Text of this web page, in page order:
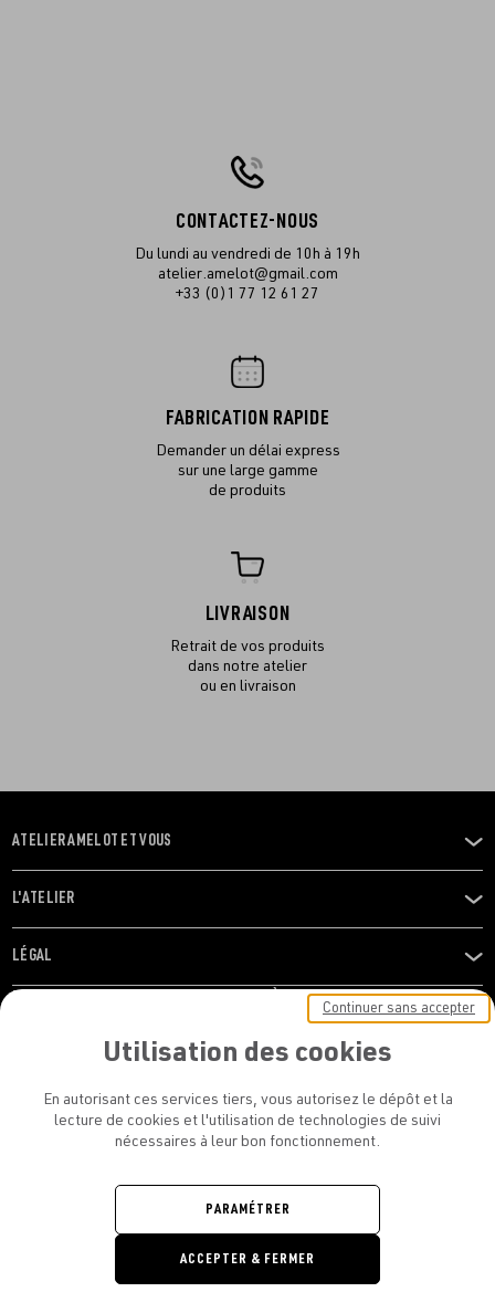
CONTACTEZ-NOUS
Du lundi au vendredi de 10h à 19h
atelier.amelot@gmail.com
+33 (0)1 77 12 61 27
FABRICATION RAPIDE
Demander un délai express
sur une large gamme
de produits
LIVRAISON
Retrait de vos produits
dans notre atelier
ou en livraison
OUVRIR
LE
MENU
ATELIER AMELOT ET VOUS
OUVRIR
LE
MENU
L'ATELIER
OUVRIR
LE
LÉGAL
RESTONS EN CONTACT ! ABONNEZ-VOUS À NOTRE
conditions d’utilisation de l’Atelier Amelot
ATELIER AMELOT - TOUS DROITS
Retrouvez
Retrouvez
Utilisation des cookies
En autorisant ces services tiers, vous autorisez le dépôt et la
lecture de cookies et l'utilisation de technologies de suivi
nécessaires à leur bon fonctionnement.
Continuer sans accepter
PARAMÉTRER
ACCEPTER & FERMER